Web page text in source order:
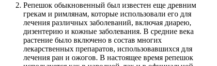
Репешок обыкновенный был известен еще древним
грекам и римлянам, которые использовали его для
лечения различных заболеваний, включая диарею,
дизентерию и кожные заболевания. В средние века
растение было включено в состав многих
лекарственных препаратов, использовавшихся для
лечения ран и ожогов. В настоящее время репешок